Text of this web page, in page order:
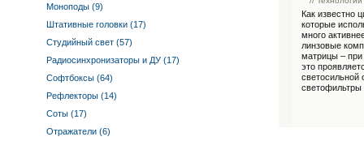
Моноподы (9)
Штативные головки (17)
Студийный свет (57)
Радиосинхронизаторы и ДУ (17)
Софтбоксы (64)
Рефлекторы (14)
Соты (17)
Отражатели (6)
Как известно
которые
много
линзовые
матрицы – при
это
светосильной
светофильтры